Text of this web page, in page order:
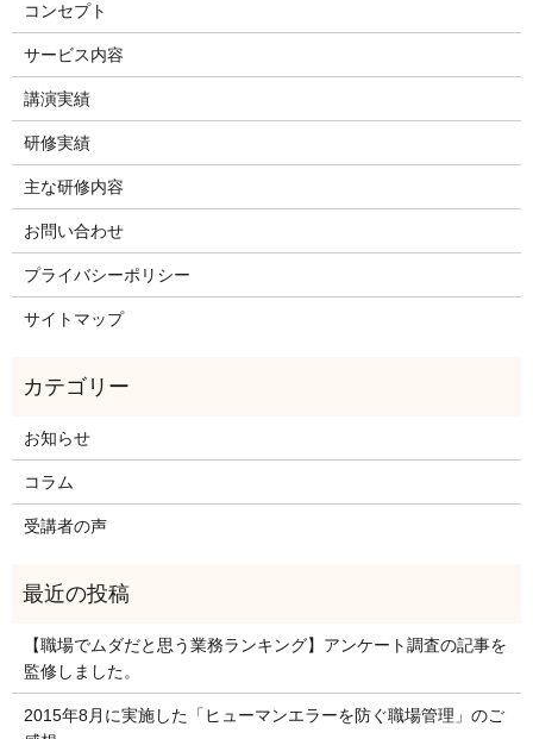
コンセプト
サービス内容
講演実績
研修実績
主な研修内容
お問い合わせ
プライバシーポリシー
サイトマップ
お知らせ
コラム
受講者の声
【職場でムダだと思う業務ランキング】アンケート調査の記事を
監修しました。
2015年8月に実施した「ヒューマンエラーを防ぐ職場管理」のご